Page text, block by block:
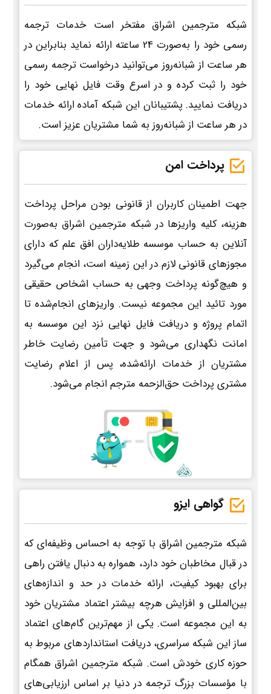
شبکه مترجمین اشراق مفتخر است خدمات ترجمه
رسمی خود را به‌صورت 24 ساعته ارائه نماید بنابراین در
هر ساعت از شبانه‌روز می‌توانید درخواست ترجمه رسمی
خود را ثبت کرده و در اسرع وقت فایل نهایی خود را
دریافت نمایید. پشتیبانان این شبکه آماده ارائه خدمات
در هر ساعت از شبانه‌روز به شما مشتریان عزیز است.
پرداخت امن
جهت اطمینان کاربران از قانونی بودن مراحل پرداخت
هزینه، کلیه واریزها در شبکه مترجمین اشراق به‌صورت
آنلاین به حساب موسسه طلایه‌داران افق علم که دارای
مجوزهای قانونی لازم در این زمینه است، انجام می‌گیرد
و هیچ‌گونه پرداخت وجهی به حساب اشخاص حقیقی
مورد تائید این مجموعه نیست. واریزهای انجام‌شده تا
اتمام پروژه و دریافت فایل نهایی نزد این موسسه به
امانت نگهداری می‌شود و جهت تأمین رضایت خاطر
مشتریان از خدمات ارائه‌شده، پس از اعلام رضایت
مشتری پرداخت حق‌الزحمه مترجم انجام می‌شود.
گواهی ایزو
شبکه مترجمین اشراق با توجه به احساس وظیفه‌ای که
در قبال مخاطبان خود دارد، همواره به دنبال یافتن راهی
برای بهبود کیفیت، ارائه خدمات در حد و اندازه‌های
بین‌المللی و افزایش هرچه بیشتر اعتماد مشتریان خود
به این مجموعه است. یکی از مهم‌ترین گام‌های اعتماد
ساز این شبکه سراسری، دریافت استانداردهای مربوط به
حوزه کاری خودش است. شبکه مترجمین اشراق همگام
با مؤسسات بزرگ ترجمه در دنیا بر اساس ارزیابی‌های